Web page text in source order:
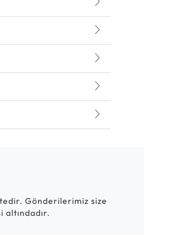
Gönderilerimiz size
altındadır.